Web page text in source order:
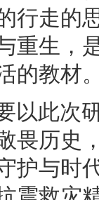
行走的
重生，
的教材
以此次
畏历史
护与时